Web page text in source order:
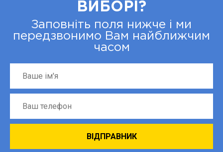
ВИБОРІ?
Заповніть поля нижче і ми
передзвонимо Вам найближчим
часом